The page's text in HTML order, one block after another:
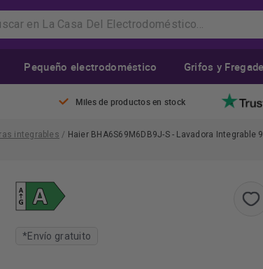
Pequeño electrodoméstico Grifos y
Miles de productos en stock
integrables / Haier BHA6S69M6DB9J-S - Lavadora
*Envío gratuito